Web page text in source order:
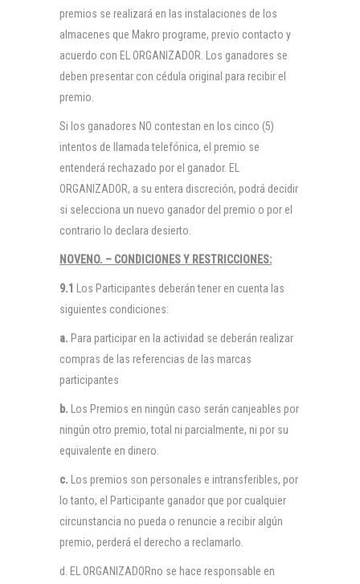
premios se realizará en las instalaciones de los
almacenes que Makro programe, previo contacto y
acuerdo con EL ORGANIZADOR. Los ganadores se
deben presentar con cédula original para recibir el
premio.
Si los ganadores NO contestan en los cinco (5)
intentos de llamada telefónica, el premio se
entenderá rechazado por el ganador. EL
ORGANIZADOR, a su entera discreción, podrá decidir
si selecciona un nuevo ganador del premio o por el
contrario lo declara desierto.
NOVENO. – CONDICIONES Y RESTRICCIONES:
9.1
Los Participantes deberán tener en cuenta las
siguientes condiciones:
a. Para participar en la actividad se deberán realizar
compras de las referencias de las marcas
participantes
b.
Los Premios en ningún caso serán canjeables por
ningún otro premio, total ni parcialmente, ni por su
equivalente en dinero.
c.
Los premios son personales e intransferibles, por
lo tanto, el Participante ganador que por cualquier
circunstancia no pueda o renuncie a recibir algún
premio, perderá el derecho a reclamarlo.
d. EL ORGANIZADORno se hace responsable en